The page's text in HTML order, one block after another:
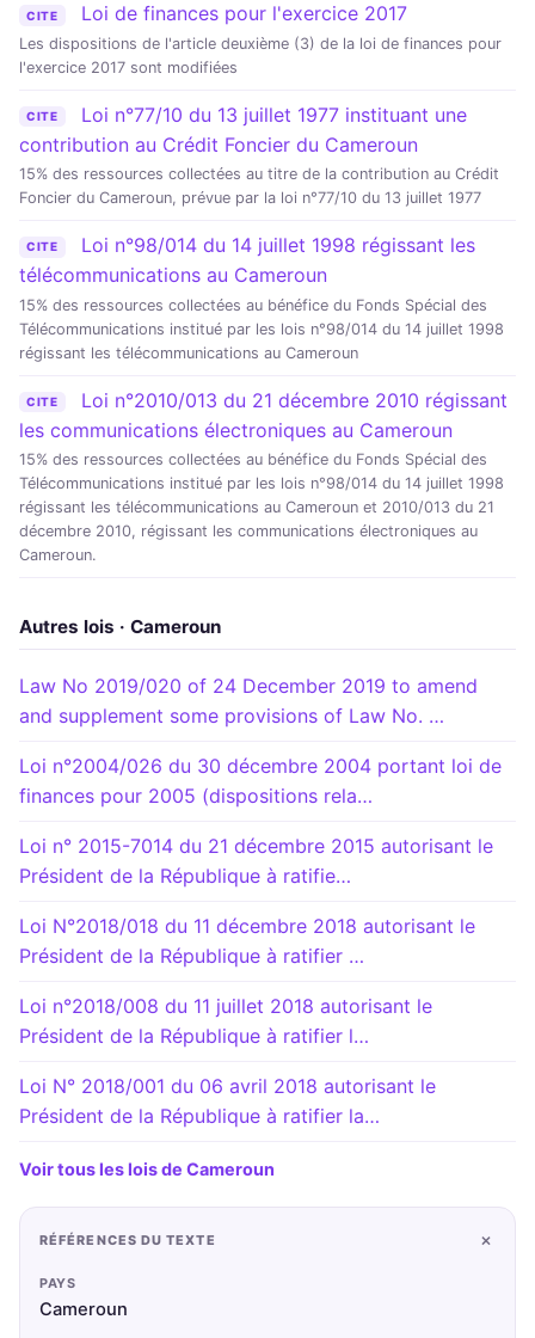
CITE Loi de finances pour l'exercice 2017
Les dispositions de l'article deuxième (3) de la loi de finances pour
l'exercice 2017 sont modifiées
CITE
Loi n°77/10 du 13 juillet 1977 instituant une
contribution au Crédit Foncier du Cameroun
15% des ressources collectées au titre de la contribution au Crédit
Foncier du Cameroun, prévue par la loi n°77/10 du 13 juillet 1977
CITE
Loi n°98/014 du 14 juillet 1998 régissant les
télécommunications au Cameroun
15% des ressources collectées au bénéfice du Fonds Spécial des
Télécommunications institué par les lois n°98/014 du 14 juillet 1998
régissant les télécommunications au Cameroun
CITE
Loi n°2010/013 du 21 décembre 2010 régissant
les communications électroniques au Cameroun
15% des ressources collectées au bénéfice du Fonds Spécial des
Télécommunications institué par les lois n°98/014 du 14 juillet 1998
régissant les télécommunications au Cameroun et 2010/013 du 21
décembre 2010, régissant les communications électroniques au
Cameroun.
Autres lois · Cameroun
Law No 2019/020 of 24 December 2019 to amend
and supplement some provisions of Law No. …
Loi n°2004/026 du 30 décembre 2004 portant loi de
finances pour 2005 (dispositions rela…
Loi n° 2015-7014 du 21 décembre 2015 autorisant le
Président de la République à ratifie…
Loi N°2018/018 du 11 décembre 2018 autorisant le
Président de la République à ratifier …
Loi n°2018/008 du 11 juillet 2018 autorisant le
Président de la République à ratifier l…
Loi N° 2018/001 du 06 avril 2018 autorisant le
Président de la République à ratifier la…
Voir tous les lois de Cameroun
RÉFÉRENCES DU TEXTE +
PAYS
Cameroun